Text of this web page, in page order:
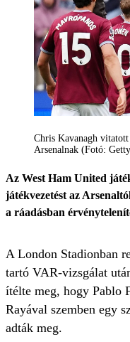
Chris Kavanagh
Arsenalnak (Fotó:
Az West Ham United
játékvezetést az
a ráadásban
A London Stadionban
tartó VAR-vizsgálat
ítélte meg, hogy Pablo
Rayával szemben egy
adták meg.